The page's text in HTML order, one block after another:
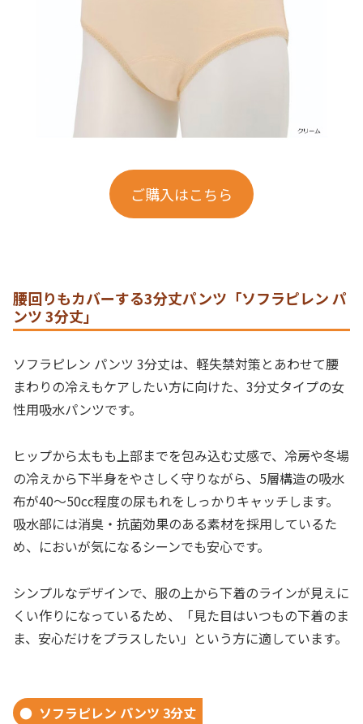
ご購入はこちら
腰回りもカバーする3分丈パンツ「ソフラピレン パ
ンツ 3分丈」
ソフラピレン パンツ 3分丈は、軽失禁対策とあわせて腰
まわりの冷えもケアしたい方に向けた、3分丈タイプの女
性用吸水パンツです。
ヒップから太もも上部までを包み込む丈感で、冷房や冬場
の冷えから下半身をやさしく守りながら、5層構造の吸水
布が40〜50cc程度の尿もれをしっかりキャッチします。
吸水部には消臭・抗菌効果のある素材を採用しているた
め、においが気になるシーンでも安心です。
シンプルなデザインで、服の上から下着のラインが見えに
くい作りになっているため、「見た目はいつもの下着のま
ま、安心だけをプラスしたい」という方に適しています。
ソフラピレン パンツ 3分丈